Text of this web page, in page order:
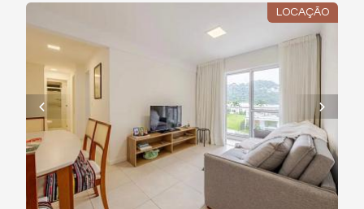
LOCAÇÃO